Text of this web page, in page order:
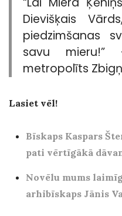
Dievišķais
piedzimšanas
savu mieru!”
metropolīts
Lasiet vēl!
Bīskaps Kaspars
pati vērtīgākā
Novēlu mums
arhibīskaps Jānis